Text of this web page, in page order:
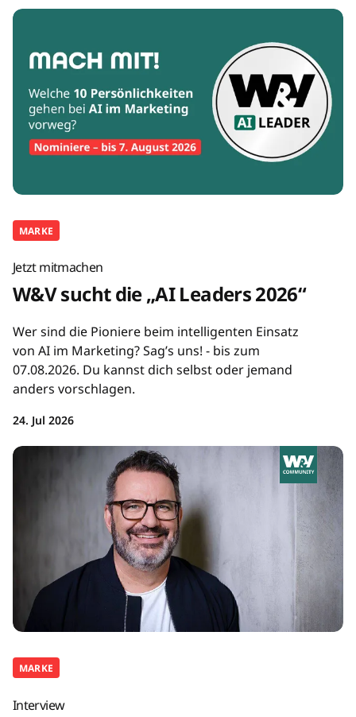
MARKE
Jetzt mitmachen
W&V sucht die „AI Leaders 2026“
Wer sind die Pioniere beim intelligenten Einsatz
von AI im Marketing? Sag’s uns! - bis zum
07.08.2026. Du kannst dich selbst oder jemand
anders vorschlagen.
24. Jul 2026
MARKE
Interview